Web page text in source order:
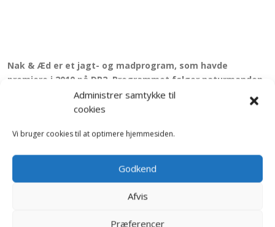
Administrer samtykke til
cookies
Vi bruger cookies til at optimere hjemmesiden.
Godkend
Afvis
Præferencer
Nak & Æd er et jagt- og madprogram, som havde
premiere i 2010 på DR2. Programmet følger naturmanden
Jørgen Skouboe og kokken Nikolaj Kirk i Danmark og i
udlandet, hvor de tager på jagt og tilbereder maden i
Fra WIKIPEDIA.
Nak & Æder et jagt- og madprogram, som havde premiere i
. Programmet følger naturmanden Jørgen Skouboe
og kokkenNikolaj KirkiDanmarkog i udlandet, hvor de tager
og tilbereder maden i naturen.